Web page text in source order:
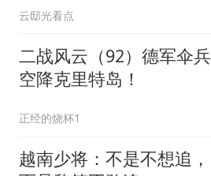
云邸光看点
二战风云（92）德军伞兵
空降克里特岛！
正经的烧杯1
越南少将：不是不想追，